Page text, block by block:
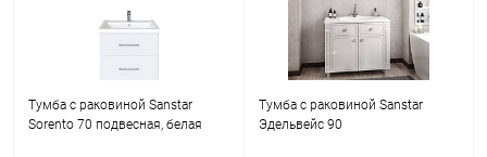
Тумба с раковиной Sanstar
Sorento 70 подвесная, белая
Тумба с раковиной Sanstar
Эдельвейс 90